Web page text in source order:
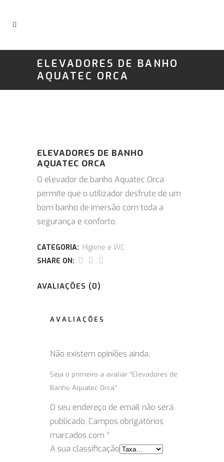
ELEVADORES DE BANHO
AQUATEC ORCA
ELEVADORES DE BANHO
AQUATEC ORCA
O elevador de banho Aquatec Orca
permite que o utilizador desfrute de um
bom banho de imersão com toda a
segurança e conforto.
CATEGORIA: Higiene e WC
SHARE ON:
AVALIAÇÕES (0)
AVALIAÇÕES
Não existem opiniões ainda.
Seja o primeiro a avaliar “Elevadores de
Banho Aquatec Orca”
O seu endereço de email não será
publicado. Campos obrigatórios
marcados com *
A sua classificação